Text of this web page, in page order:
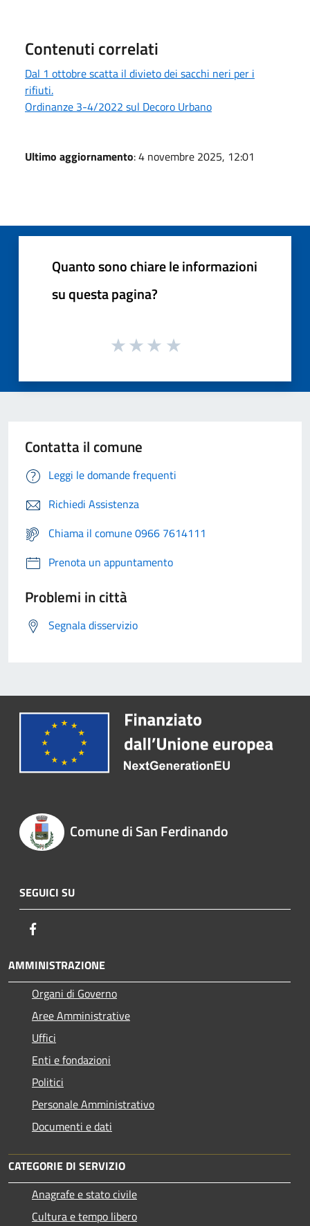
Contenuti correlati
Dal 1 ottobre scatta il divieto dei sacchi neri per i
rifiuti.
Ordinanze 3-4/2022 sul Decoro Urbano
Ultimo aggiornamento: 4 novembre 2025, 12:01
Quanto sono chiare le informazioni
su questa pagina?
Contatta il comune
Leggi le domande frequenti
Richiedi Assistenza
Chiama il comune 0966 7614111
Prenota un appuntamento
Problemi in città
Segnala disservizio
Comune di San Ferdinando
SEGUICI SU
AMMINISTRAZIONE
Organi di Governo
Aree Amministrative
Uffici
Enti e fondazioni
Politici
Personale Amministrativo
Documenti e dati
CATEGORIE DI SERVIZIO
Anagrafe e stato civile
Cultura e tempo libero